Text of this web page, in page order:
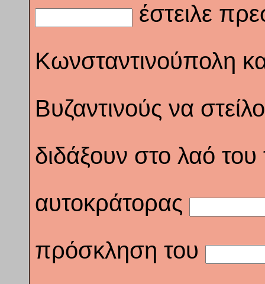
έστειλε
Κωνσταντινούπολη
Βυζαντινούς να
διδάξουν στο λαό του
αυτοκράτορας
πρόσκληση του